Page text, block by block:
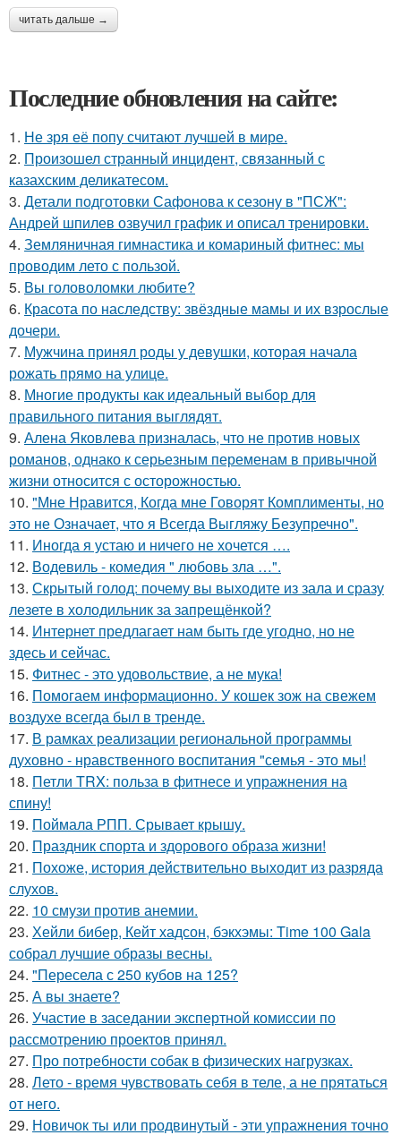
читать дальше →
Последние обновления на сайте:
1. Не зря её попу считают лучшей в мире.
2. Произошел странный инцидент, связанный с
казахским деликатесом.
3. Детали подготовки Сафонова к сезону в "ПСЖ":
Андрей шпилев озвучил график и описал тренировки.
4. Земляничная гимнастика и комариный фитнес: мы
проводим лето с пользой.
5. Вы головоломки любите?
6. Красота по наследству: звёздные мамы и их взрослые
дочери.
7. Мужчина принял роды у девушки, которая начала
рожать прямо на улице.
8. Многие продукты как идеальный выбор для
правильного питания выглядят.
9. Алена Яковлева призналась, что не против новых
романов, однако к серьезным переменам в привычной
жизни относится с осторожностью.
10. "Мне Нравится, Когда мне Говорят Комплименты, но
это не Означает, что я Всегда Выгляжу Безупречно".
11. Иногда я устаю и ничего не хочется ….
12. Водевиль - комедия " любовь зла …".
13. Скрытый голод: почему вы выходите из зала и сразу
лезете в холодильник за запрещёнкой?
14. Интернет предлагает нам быть где угодно, но не
здесь и сейчас.
15. Фитнес - это удовольствие, а не мука!
16. Помогаем информационно. У кошек зож на свежем
воздухе всегда был в тренде.
17. В рамках реализации региональной программы
духовно - нравственного воспитания "семья - это мы!
18. Петли TRX: польза в фитнесе и упражнения на
спину!
19. Поймала РПП. Срывает крышу.
20. Праздник спорта и здорового образа жизни!
21. Похоже, история действительно выходит из разряда
слухов.
22. 10 смузи против анемии.
23. Хейли бибер, Кейт хадсон, бэкхэмы: Time 100 Gala
собрал лучшие образы весны.
24. "Пересела с 250 кубов на 125?
25. А вы знаете?
26. Участие в заседании экспертной комиссии по
рассмотрению проектов принял.
27. Про потребности собак в физических нагрузках.
28. Лето - время чувствовать себя в теле, а не прятаться
от него.
29. Новичок ты или продвинутый - эти упражнения точно